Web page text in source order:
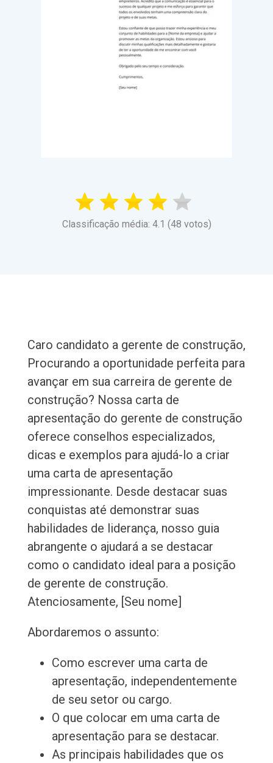
Classificação média: 4.1 (48 votos)
Caro candidato a gerente de construção,
Procurando a oportunidade perfeita para
avançar em sua carreira de gerente de
construção? Nossa carta de
apresentação do gerente de construção
oferece conselhos especializados,
dicas e exemplos para ajudá-lo a criar
uma carta de apresentação
impressionante. Desde destacar suas
conquistas até demonstrar suas
habilidades de liderança, nosso guia
abrangente o ajudará a se destacar
como o candidato ideal para a posição
de gerente de construção.
Atenciosamente, [Seu nome]
Abordaremos o assunto:
Como escrever uma carta de
apresentação, independentemente
de seu setor ou cargo.
O que colocar em uma carta de
apresentação para se destacar.
As principais habilidades que os